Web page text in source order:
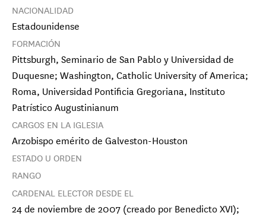
NACIONALIDAD
Estadounidense
FORMACIÓN
Pittsburgh, Seminario de San Pablo y Universidad de
Duquesne; Washington, Catholic University of America;
Roma, Universidad Pontificia Gregoriana, Instituto
Patrístico Augustinianum
CARGOS EN LA IGLESIA
Arzobispo emérito de Galveston-Houston
ESTADO U ORDEN
RANGO
CARDENAL ELECTOR DESDE EL
24 de noviembre de 2007 (creado por Benedicto XVI);